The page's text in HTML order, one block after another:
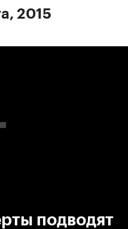
2015
подводят